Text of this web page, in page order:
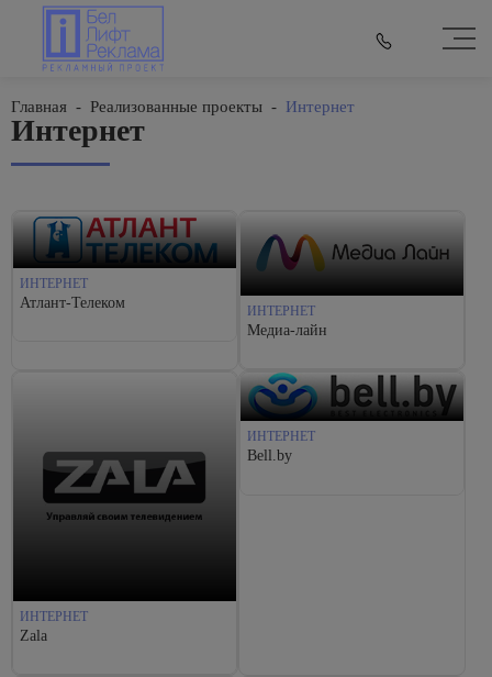
Главная - Реализованные проекты - Интернет
Интернет
ИНТЕРНЕТ
Атлант-Телеком ИНТЕРНЕТ
Медиа-лайн
ИНТЕРНЕТ
Zala
ИНТЕРНЕТ
Bell.by